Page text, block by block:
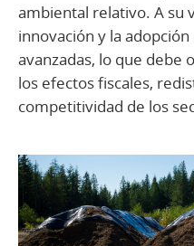
ambiental relativo. A su
innovación y la
avanzadas, lo que debe
los efectos fiscales,
competitividad de los